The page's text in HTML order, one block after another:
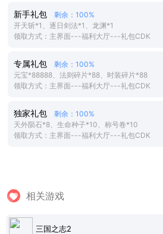
新手礼包
剩余：100%
开天斩*1、逐日剑法*1、龙渊*1
领取方式：主界面---福利大厅---礼包CDK
专属礼包
剩余：100%
元宝*88888、法则碎片*88、时装碎片*88
领取方式：主界面---福利大厅---礼包CDK
独家礼包
剩余：100%
天外陨石*8、生命种子*10、称号卷*10
领取方式：主界面---福利大厅---礼包CDK
相关游戏
三国之志2